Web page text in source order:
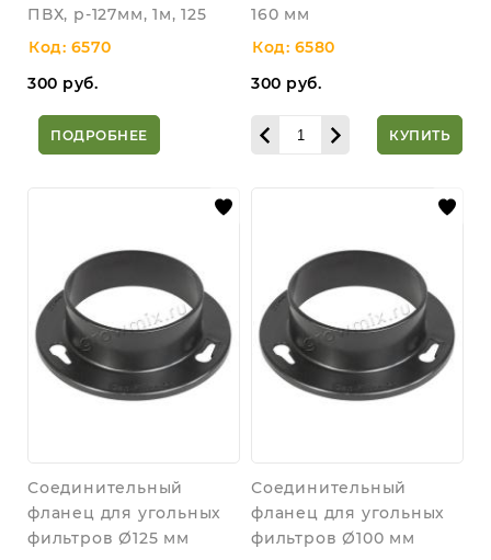
ПВХ, р-127мм, 1м, 125
Код: 6570
300 руб.
ПОДРОБНЕЕ
160 мм
Код: 6580
300 руб.
КУПИТЬ
Соединительный
фланец для угольных
фильтров Ø125 мм
Соединительный
фланец для угольных
фильтров Ø100 мм